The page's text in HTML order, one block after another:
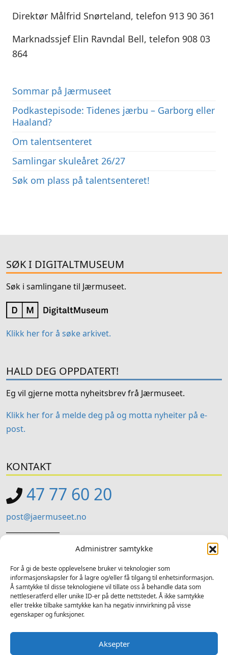
Administrer samtykke
For å gi de beste opplevelsene bruker vi teknologier som
informasjonskapsler for å lagre og/eller få tilgang til enhetsinformasjon.
Å samtykke til disse teknologiene vil tillate oss å behandle data som
nettleseratferd eller unike ID-er på dette nettstedet. Å ikke samtykke
eller trekke tilbake samtykke kan ha negativ innvirkning på visse
egenskaper og funksjoner.
Aksepter
Direktør Målfrid Snørteland, telefon 913 90 361
Marknadssjef Elin Ravndal Bell, telefon 908 03
864
Sommar på Jærmuseet
Podkastepisode: Tidenes jærbu – Garborg eller
Haaland?
Om talentsenteret
Samlingar skuleåret 26/27
Søk om plass på talentsenteret!
SØK I DIGITALTMUSEUM
Søk i samlingane til Jærmuseet.
Klikk her for å søke arkivet.
HALD DEG OPPDATERT!
Eg vil gjerne motta nyheitsbrev frå Jærmuseet.
Klikk her for å melde deg på og motta nyheiter på e-
post.
KONTAKT
47 77 60 20
post@jaermuseet.no
Kviavegen 99, Nærbø
SOSIALE MEDIER
Følg oss på sosiale medium for nyheiter og tilbod
Facebook
Instagram
LinkedIn
TripAdvisor
YouTube